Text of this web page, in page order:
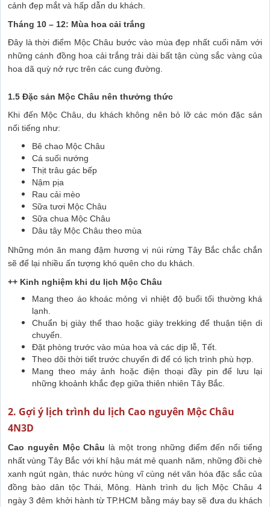
cảnh đẹp mắt và hấp dẫn du khách.
Tháng 10 – 12: Mùa hoa cải trắng
Đây là thời điểm Mộc Châu bước vào mùa đẹp nhất cuối năm với
những cánh đồng hoa cải trắng trải dài bất tận cùng sắc vàng của
hoa dã quỳ nở rực trên các cung đường.
1.5 Đặc sản Mộc Châu nên thưởng thức
Khi đến Mộc Châu, du khách không nên bỏ lỡ các món đặc sản
nổi tiếng như:
Bê chao Mộc Châu
Cá suối nướng
Thịt trâu gác bếp
Nậm pịa
Rau cải mèo
Sữa tươi Mộc Châu
Sữa chua Mộc Châu
Dâu tây Mộc Châu theo mùa
Những món ăn mang đậm hương vị núi rừng Tây Bắc chắc chắn
sẽ để lại nhiều ấn tượng khó quên cho du khách.
++ Kinh nghiệm khi du lịch Mộc Châu
Mang theo áo khoác mỏng vì nhiệt độ buổi tối thường khá
lạnh.
Chuẩn bị giày thể thao hoặc giày trekking để thuận tiện di
chuyển.
Đặt phòng trước vào mùa hoa và các dịp lễ, Tết.
Theo dõi thời tiết trước chuyến đi để có lịch trình phù hợp.
Mang theo máy ảnh hoặc điện thoại đầy pin để lưu lại
những khoảnh khắc đẹp giữa thiên nhiên Tây Bắc.
2. Gợi ý lịch trình du lịch Cao nguyên Mộc Châu
4N3D
Cao nguyên Mộc Châu là một trong những điểm đến nổi tiếng
nhất vùng Tây Bắc với khí hậu mát mẻ quanh năm, những đồi chè
xanh ngút ngàn, thác nước hùng vĩ cùng nét văn hóa đặc sắc của
đồng bào dân tộc Thái, Mông. Hành trình du lịch Mộc Châu 4
ngày 3 đêm khởi hành từ TP.HCM bằng máy bay sẽ đưa du khách